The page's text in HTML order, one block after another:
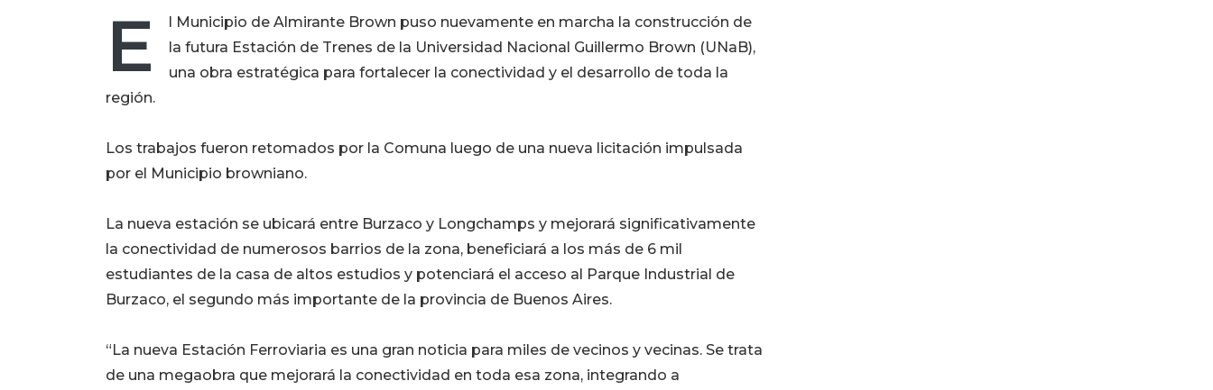
E
l Municipio de Almirante Brown puso nuevamente en marcha la construcción de
la futura Estación de Trenes de la Universidad Nacional Guillermo Brown (UNaB),
una obra estratégica para fortalecer la conectividad y el desarrollo de toda la
región.
Los trabajos fueron retomados por la Comuna luego de una nueva licitación impulsada
por el Municipio browniano.
La nueva estación se ubicará entre Burzaco y Longchamps y mejorará significativamente
la conectividad de numerosos barrios de la zona, beneficiará a los más de 6 mil
estudiantes de la casa de altos estudios y potenciará el acceso al Parque Industrial de
Burzaco, el segundo más importante de la provincia de Buenos Aires.
“La nueva Estación Ferroviaria es una gran noticia para miles de vecinos y vecinas. Se trata
de una megaobra que mejorará la conectividad en toda esa zona, integrando a